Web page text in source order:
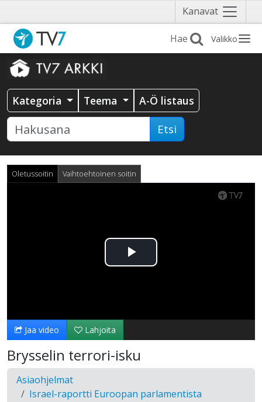
Kanavat Näytä
valikko
Valikko
Kategoria Teema A-Ö listaus
Etsi
Oletussoitin Vaihtoehtoinen soitin
Toista
Jaa video Lahjoita
Brysselin terrori-isku
Asiaohjelmat
Israel-raportti Euroopan parlamentista